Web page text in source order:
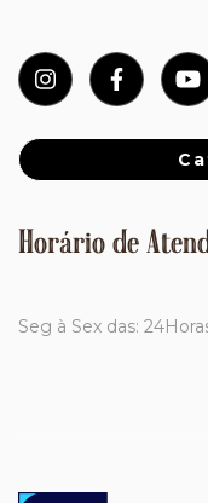
Horário de
Seg à Sex das: